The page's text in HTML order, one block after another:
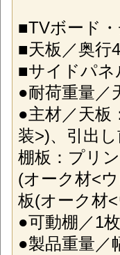
■TVボード
■天板／奥行
■サイドパネ
●耐荷重量／
●主材／天板
装>)、引出
棚板：プリ
(オーク材<
板(オーク材
●可動棚／1
●製品重量／